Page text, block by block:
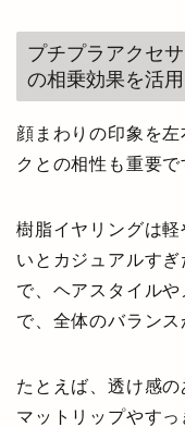
プチプラアクセ
の相乗効果を活用
顔まわりの印象を
クとの相性も重要で
樹脂イヤリングは
いとカジュアルす
で、ヘアスタイル
で、全体のバランス
たとえば、透け感
マットリップやす